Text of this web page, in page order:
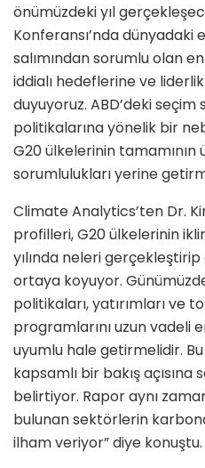
önümüzdeki yıl
Konferansı’nda dünyadaki
salımından sorumlu olan
iddialı hedeflerine ve
duyuyoruz. ABD’deki seçim
politikalarına yönelik bir
G20 ülkelerinin tamamının
sorumlulukları yerine
Climate Analytics’ten Dr.
profilleri, G20 ülkelerinin
yılında neleri
ortaya koyuyor.
politikaları, yatırımları ve
programlarını uzun vadeli
uyumlu hale getirmelidir.
kapsamlı bir bakış
belirtiyor. Rapor aynı
bulunan sektörlerin
ilham veriyor” diye konuştu.